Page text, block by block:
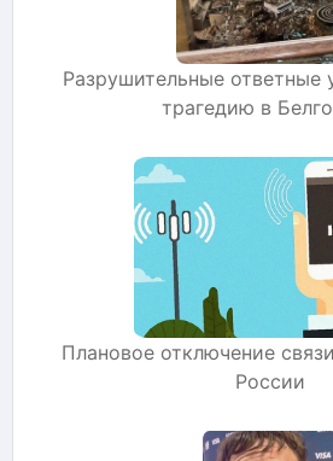
Разрушительные
трагедию в
Плановое отключение
России